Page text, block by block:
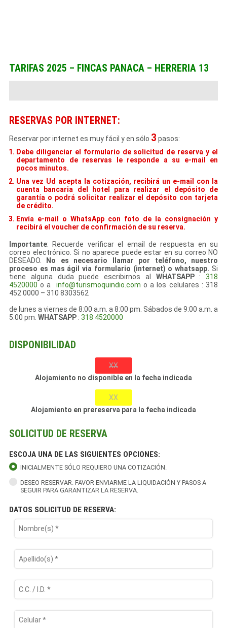
TARIFAS 2025 – FINCAS PANACA – HERRERIA 13
RESERVAS POR INTERNET:
Reservar por internet es muy fácil y en sólo 3 pasos:
Debe diligenciar el formulario de solicitud de reserva y el
departamento de reservas le responde a su e-mail en
pocos minutos.
Una vez Ud acepta la cotización, recibirá un e-mail con la
cuenta bancaria del hotel para realizar el depósito de
garantía o podrá solicitar realizar el depósito con tarjeta
de crédito.
Envía e-mail o WhatsApp con foto de la consignación y
recibirá el voucher de confirmación de su reserva.
Importante: Recuerde verificar el email de respuesta en su
correo electrónico. Si no aparece puede estar en su correo NO
DESEADO.
No es necesario llamar por teléfono, nuestro
proceso es mas ágil via formulario (internet) o whatsapp. Si
tiene alguna duda puede escribirnos al WHATSAPP: 318
4520000 o a info@turismoquindio.com o a los celulares : 318
452 0000 – 310 8303562
de lunes a viernes de 8:00 a.m. a 8:00 pm. Sábados de 9:00 a.m. a
5:00 pm. WHATSAPP : 318 4520000
DISPONIBILIDAD
XX
Alojamiento no disponible en la fecha indicada
XX
Alojamiento en prereserva para la fecha indicada
SOLICITUD DE RESERVA
ESCOJA UNA DE LAS SIGUIENTES OPCIONES:
INICIALMENTE SÓLO REQUIERO UNA COTIZACIÓN.
DESEO RESERVAR. FAVOR ENVIARME LA LIQUIDACIÓN Y PASOS A
SEGUIR PARA GARANTIZAR LA RESERVA.
DATOS SOLICITUD DE RESERVA: